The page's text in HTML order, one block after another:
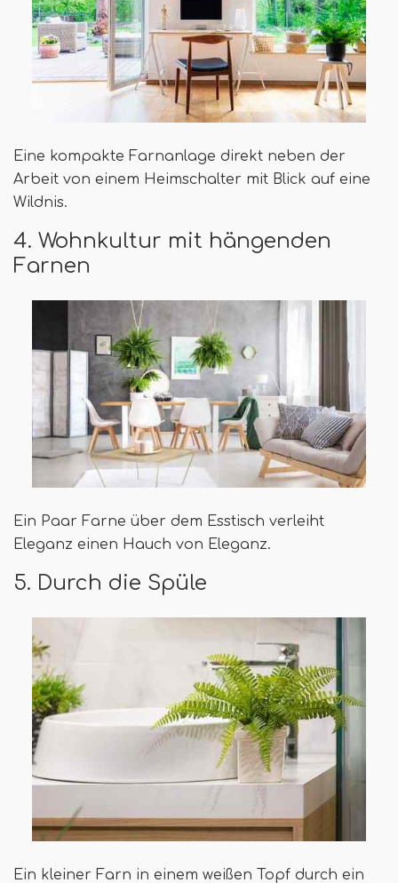
Eine kompakte Farnanlage direkt neben der
Arbeit von einem Heimschalter mit Blick auf eine
Wildnis.
4. Wohnkultur mit hängenden
Farnen
Ein Paar Farne über dem Esstisch verleiht
Eleganz einen Hauch von Eleganz.
5. Durch die Spüle
Ein kleiner Farn in einem weißen Topf durch ein